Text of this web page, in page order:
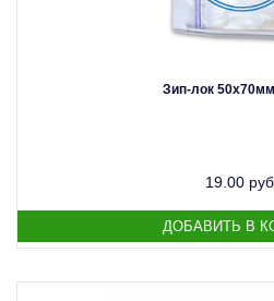
Зип-лок
19.00 руб.